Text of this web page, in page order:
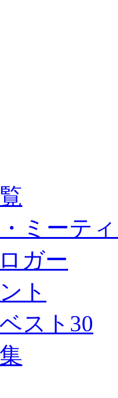
ミーテ
ガー
ト
スト30